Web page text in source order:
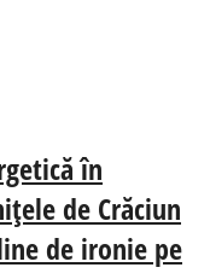
în
de Crăciun
de ironie pe